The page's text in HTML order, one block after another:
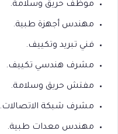
موظف حريق وسلامة.
مهندس أجهزة طبية.
فني تبريد وتكييف.
مشرف هندسي تكييف.
مفتش حريق وسلامة.
مشرف شبكة الاتصالات.
مهندس معدات طبية.